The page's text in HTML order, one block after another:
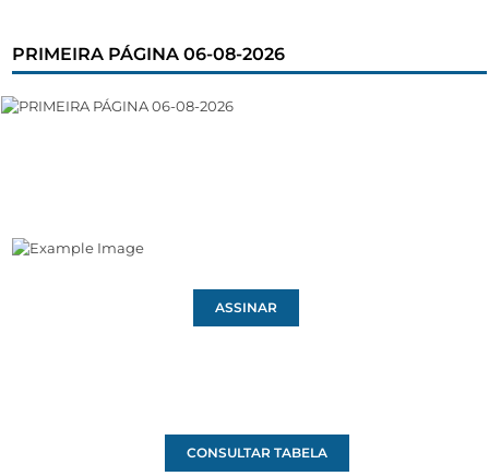
PRIMEIRA PÁGINA 06-08-2026
ASSINAR
CONSULTAR TABELA